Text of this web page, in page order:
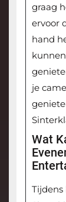
graag
ervoor
hand
je
Wat